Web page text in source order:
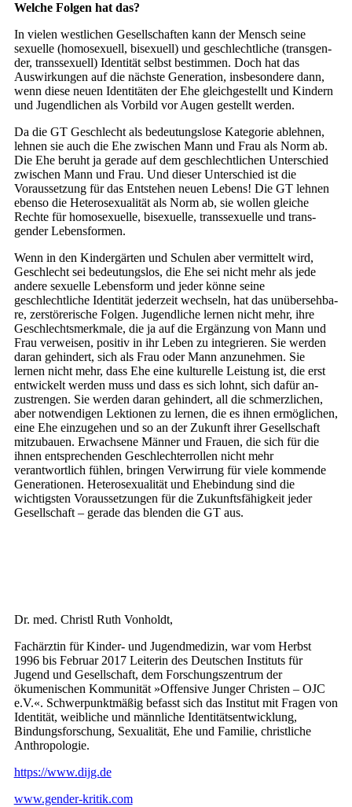
Welche Folgen hat das?
In vielen westlichen Gesellschaften kann der Mensch seine
sexuelle (homosexuell, bisexuell) und geschlechtliche (transgen­
der, transsexuell) Identität selbst bestim­men. Doch hat das
Auswirkungen auf die nächste Generation, insbesondere dann,
wenn diese neuen Identitäten der Ehe gleichgestellt und Kindern
und Jugendli­chen als Vorbild vor Augen gestellt wer­den.
Da die GT Geschlecht als bedeutungs­lose Kategorie ablehnen,
lehnen sie auch die Ehe zwischen Mann und Frau als Norm ab.
Die Ehe beruht ja gerade auf dem geschlechtlichen Unterschied
zwi­schen Mann und Frau. Und dieser Un­terschied ist die
Voraussetzung für das Entstehen neuen Lebens! Die GT lehnen
ebenso die Heterosexualität als Norm ab, sie wollen gleiche
Rechte für homosexu­elle, bisexuelle, transsexuelle und trans­
gender Lebensformen.
Wenn in den Kindergärten und Schu­len aber vermittelt wird,
Geschlecht sei bedeutungslos, die Ehe sei nicht mehr als jede
andere sexuelle Lebensform und je­der könne seine
geschlechtliche Identität jederzeit wechseln, hat das unübersehba­
re, zerstörerische Folgen. Jugendliche ler­nen nicht mehr, ihre
Geschlechtsmerkma­le, die ja auf die Ergänzung von Mann und
Frau verweisen, positiv in ihr Leben zu integrieren. Sie werden
daran gehindert, sich als Frau oder Mann anzunehmen. Sie
lernen nicht mehr, dass Ehe eine kulturel­le Leistung ist, die erst
entwickelt werden muss und dass es sich lohnt, sich dafür an­
zustrengen. Sie werden daran gehindert, all die schmerzlichen,
aber notwendigen Lektionen zu lernen, die es ihnen ermög­lichen,
eine Ehe einzugehen und so an der Zukunft ihrer Gesellschaft
mitzubauen. Erwachsene Männer und Frauen, die sich für die
ihnen entsprechenden Geschlech­terrollen nicht mehr
verantwortlich füh­len, bringen Verwirrung für viele kom­mende
Generationen. Heterosexualität und Ehebindung sind die
wichtigsten Vo­raussetzungen für die Zukunftsfähigkeit jeder
Gesellschaft – gerade das blenden die GT aus.
Dr. med. Christl Ruth Vonholdt,
Fachärztin für Kinder- und Jugendmedizin, war vom Herbst
1996 bis Februar 2017 Leiterin des Deutschen Instituts für
Jugend und Gesellschaft, dem Forschungszentrum der
ökumenischen Kom­munität »Offensive Junger Christen – OJC
e.V.«. Schwerpunktmäßig befasst sich das Institut mit Fragen von
Identität, weibliche und männliche Identitätsent­wicklung,
Bindungsforschung, Sexualität, Ehe und Familie, christliche
Anthropologie.
https://www.dijg.de
www.gender-kritik.com